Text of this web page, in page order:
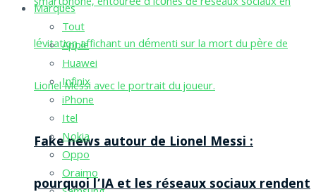
Fake news autour de Lionel Messi :
pourquoi l’IA et les réseaux sociaux rendent
Marques
Tout
Apple
Huawei
Infinix
iPhone
Itel
Nokia
Oppo
Oraimo